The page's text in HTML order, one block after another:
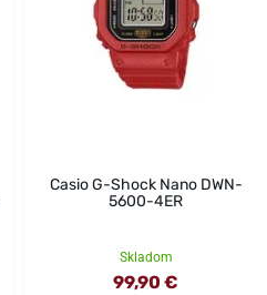
Casio G-Shock Nano DWN-
5600-4ER
Skladom
99,90 €